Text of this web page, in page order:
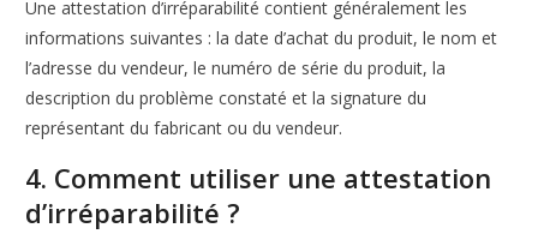
Une attestation d’irréparabilité contient généralement les
informations suivantes : la date d’achat du produit, le nom et
l’adresse du vendeur, le numéro de série du produit, la
description du problème constaté et la signature du
représentant du fabricant ou du vendeur.
4. Comment utiliser une attestation
d’irréparabilité ?